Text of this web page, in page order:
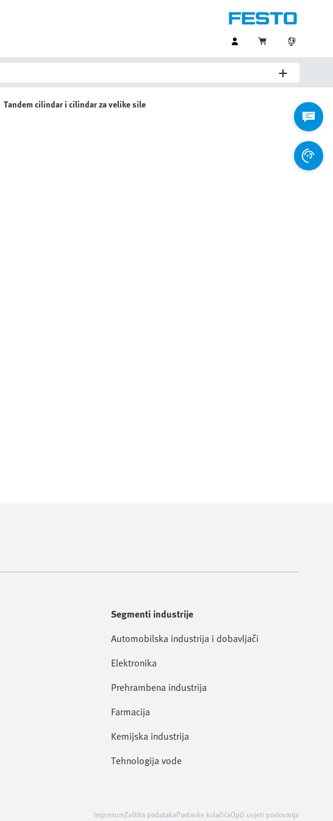
Tandem cilindar i cilindar za velike sile
Segmenti industrije
Automobilska industrija i dobavljači
Elektronika
Prehrambena industrija
Farmacija
Kemijska industrija
Tehnologija vode
ImpresumZaštita podatakaPostavke kolačićaOpći uvjeti poslovanja